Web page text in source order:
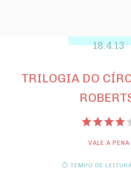
18.4.13
TRILOGIA DO
VALE A PENA
⏱ TEMPO DE